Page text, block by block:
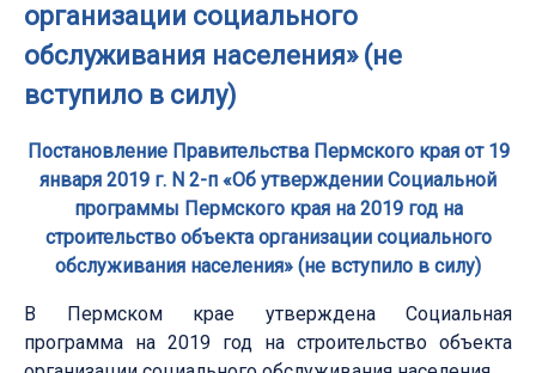
организации социального
обслуживания населения» (не
вступило в силу)
Постановление Правительства Пермского края от 19
января 2019 г. N 2-п «Об утверждении Социальной
программы Пермского края на 2019 год на
строительство объекта организации социального
обслуживания населения» (не вступило в силу)
В Пермском крае утверждена Социальная
программа на 2019 год на строительство объекта